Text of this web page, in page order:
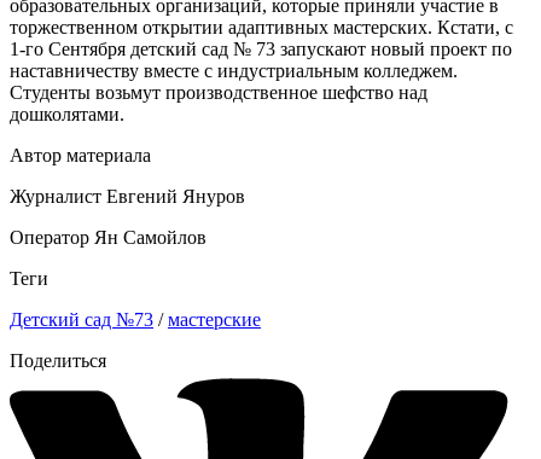
образовательных организаций, которые приняли участие в
торжественном открытии адаптивных мастерских. Кстати, с
1-го Сентября детский сад № 73 запускают новый проект по
наставничеству вместе с индустриальным колледжем.
Студенты возьмут производственное шефство над
дошколятами.
Автор материала
Журналист Евгений Януров
Оператор Ян Самойлов
Теги
Детский сад №73 /мастерские
Поделиться